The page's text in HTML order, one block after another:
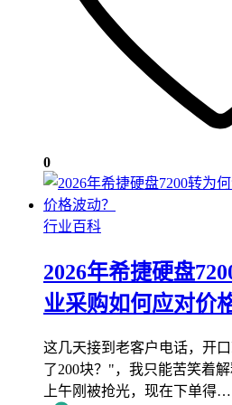
0
行业百科
2026年希捷硬盘
业采购如何应对价
这几天接到老客户电话，开
了200块？"，我只能苦笑着
上午刚被抢光，现在下单得…